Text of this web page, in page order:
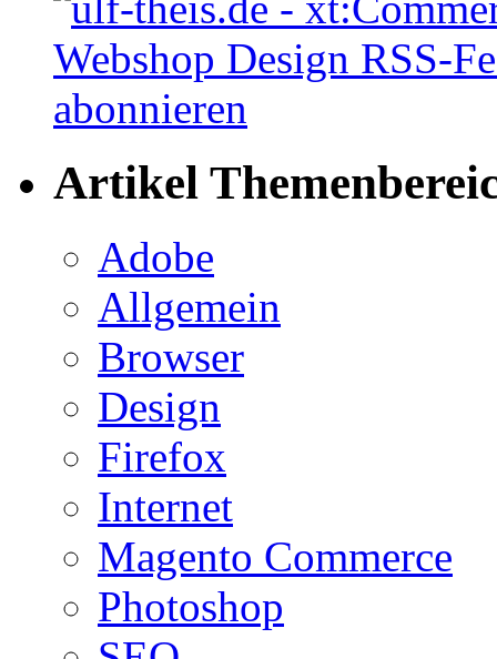
Artikel
Adobe
Allgemein
Browser
Design
Firefox
Internet
Magento Commerce
Photoshop